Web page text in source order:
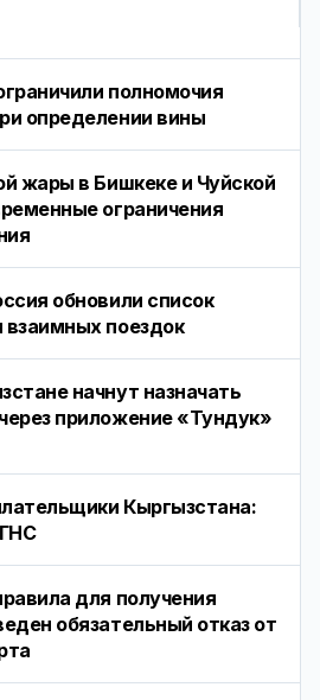
полномочия
определении вины
жары в Бишкеке и Чуйской
ограничения
обновили список
поездок
начнут назначать
приложение «Тундук»
Кыргызстана:
для получения
обязательный отказ от